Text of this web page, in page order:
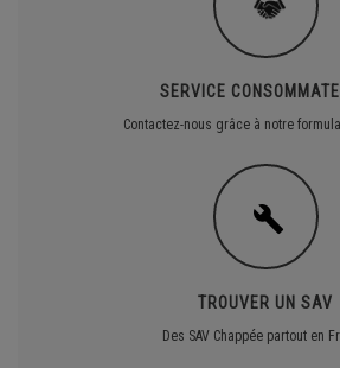
SERVICE
Contactez-nous grâce à notre
TROUVER UN SAV
Des SAV Chappée partout en